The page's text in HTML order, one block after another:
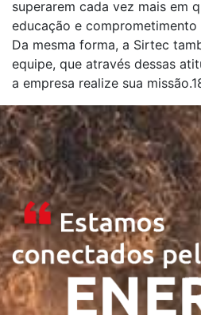
superarem cada vez mais em
educação e
Da mesma forma, a Sirtec
equipe, que através dessas
a empresa realize sua